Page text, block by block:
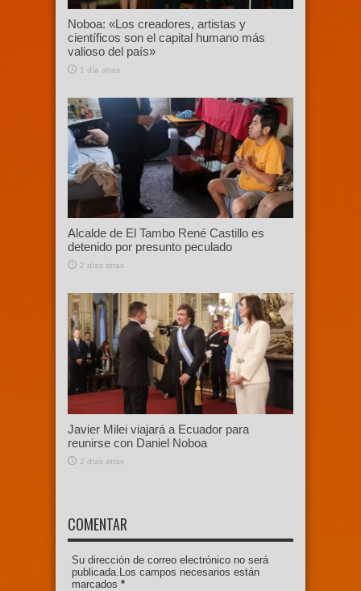
Noboa: «Los creadores, artistas y
científicos son el capital humano más
valioso del país»
1 día atras
Alcalde de El Tambo René Castillo es
detenido por presunto peculado
2 días atras
Javier Milei viajará a Ecuador para
reunirse con Daniel Noboa
2 días atras
COMENTAR
Su dirección de correo electrónico no será
publicada.Los campos necesarios están
marcados *